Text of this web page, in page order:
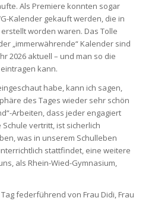
Als Premiere konnten sogar
Kalender gekauft werden, die in
worden waren. Das Tolle
„immerwährende“ Kalender sind
2026 aktuell – und man so die
kann.
habe, kann ich sagen,
des Tages wieder sehr schön
Arbeiten, dass jeder engagiert
vertritt, ist sicherlich
was in unserem Schulleben
stattfindet, eine weitere
als Rhein-Wied-Gymnasium,
federführend von Frau Didi, Frau